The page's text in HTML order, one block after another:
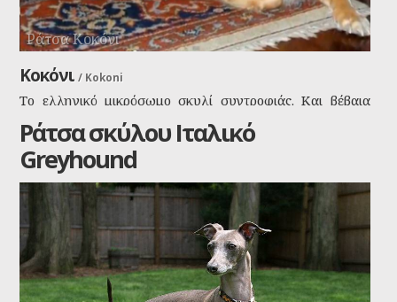
Ράτσα Κοκόνι
Κοκόνι / Kokoni
Το ελληνικό μικρόσωμο σκυλί συντροφιάς. Και βέβαια
έχουμε, το κοκόνι. Είναι τόσο χαριτωμένο και έξυπνο που
δεν το διάλεξαν τυχαία οι προγονοί μας για συντροφιά
στα σπίτια τους. Πάντα χαρούμενο, ανεξάρτητο και
φουντωτό που δεν έχει να ζηλέψει τίποτα από το
πεκινουά ή ένα τεριέ.
Ράτσα σκύλου Ιταλικό
Greyhound